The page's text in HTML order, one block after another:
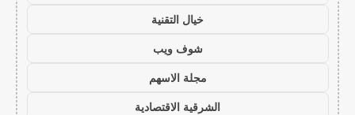
خيال التقنية
شوف ويب
مجلة الاسهم
الشرقية الاقتصادية